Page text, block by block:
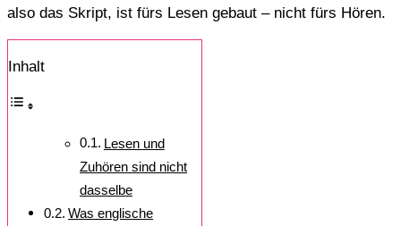
also das Skript, ist fürs Lesen gebaut – nicht fürs Hören.
Inhalt
Lesen und
Zuhören sind nicht
dasselbe
Was englische